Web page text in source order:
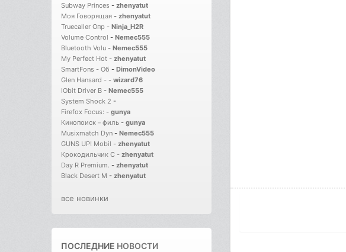
Subway Princes - zhenyatut
Моя Говорящая - zhenyatut
Truecaller Опр - Ninja_H2R
Volume Control - Nemec555
Bluetooth Volu - Nemec555
My Perfect Hot - zhenyatut
SmartFons - Об - DimonVideo
Glen Hansard - - wizard76
IObit Driver B - Nemec555
System Shock 2 -
Firefox Focus: - gunya
Кинопоиск－филь - gunya
Musixmatch Dyn - Nemec555
GUNS UP! Mobil - zhenyatut
Крокодильчик С - zhenyatut
Day R Premium. - zhenyatut
Black Desert M - zhenyatut
все новинки
ПОСЛЕДНИЕ НОВОСТИ